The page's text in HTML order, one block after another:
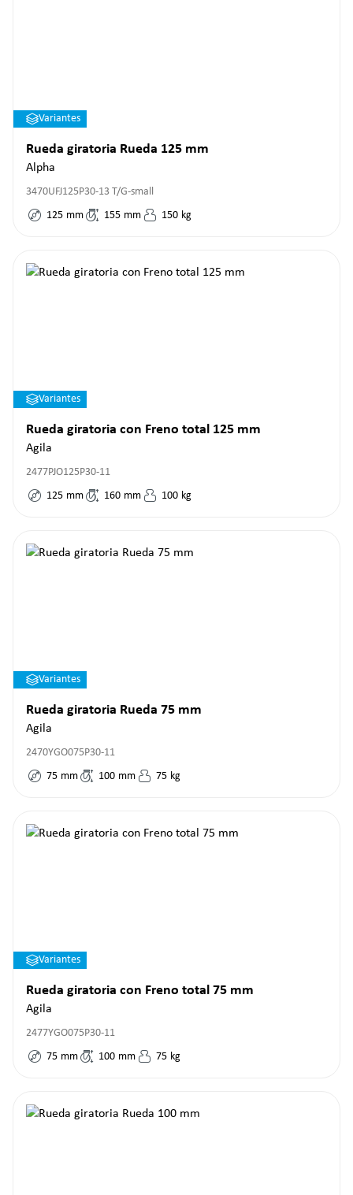
Variantes
Rueda giratoria Rueda 125 mm
Alpha
3470UFJ125P30-13 T/G-small
125 mm 155 mm 150 kg
Variantes
Rueda giratoria con Freno total 125 mm
Agila
2477PJO125P30-11
125 mm 160 mm 100 kg
Variantes
Rueda giratoria Rueda 75 mm
Agila
2470YGO075P30-11
75 mm 100 mm 75 kg
Variantes
Rueda giratoria con Freno total 75 mm
Agila
2477YGO075P30-11
75 mm 100 mm 75 kg